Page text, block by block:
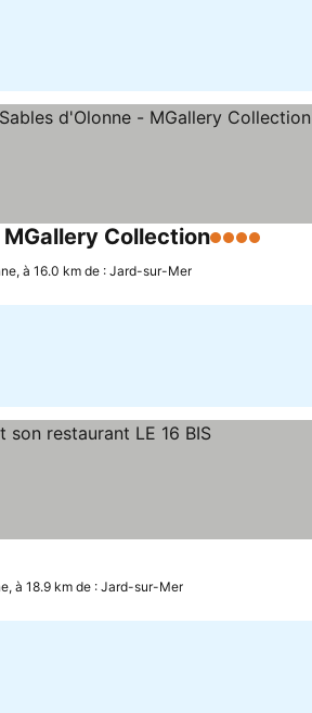
Collection4 Étoiles
à 16.0 km de : Jard-sur-Mer
à 18.9 km de : Jard-sur-Mer